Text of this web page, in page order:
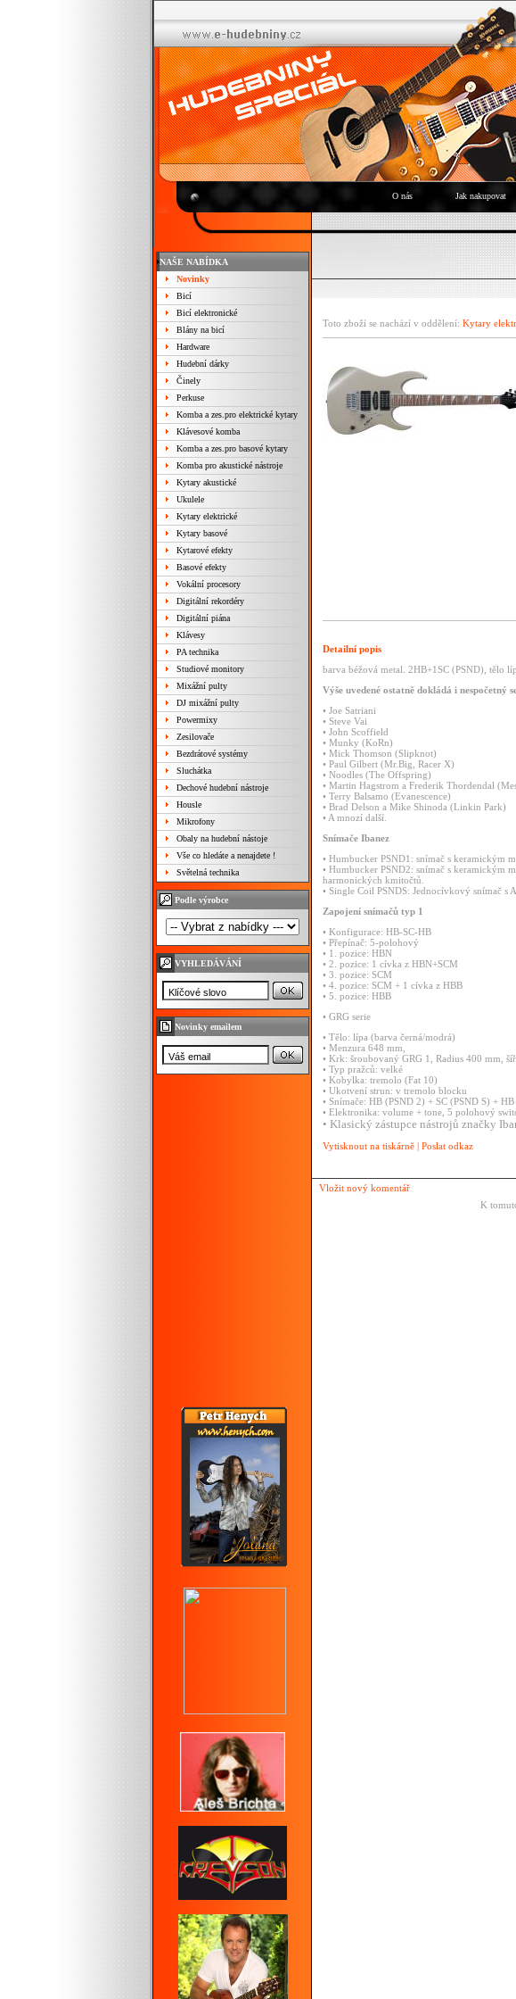
O nás Jak nakupovat
NAŠE NABÍDKA
Novinky
Bicí
Bicí elektronické
Blány na bicí
Hardware
Hudební dárky
Činely
Perkuse
Komba a zes.pro elektrické kytary
Klávesové komba
Komba a zes.pro basové kytary
Komba pro akustické nástroje
Kytary akustické
Ukulele
Kytary elektrické
Kytary basové
Kytarové efekty
Basové efekty
Vokální procesory
Digitální rekordéry
Digitální piána
Klávesy
PA technika
Studiové monitory
Mixážní pulty
DJ mixážní pulty
Powermixy
Zesilovače
Bezdrátové systémy
Sluchátka
Dechové hudební nástroje
Housle
Mikrofony
Obaly na hudební nástoje
Vše co hledáte a nenajdete !
Světelná technika
Podle výrobce
VYHLEDÁVÁNÍ
Novinky emailem
Toto zboží se nachází v oddělení: Kytary
Detailní popis
barva béžová metal. 2HB+1SC (PSND), tělo
Výše uvedené ostatně dokládá i nespočetný
• Joe Satriani
• Steve Vai
• John Scoffield
• Munky (KoRn)
• Mick Thomson (Slipknot)
• Paul Gilbert (Mr.Big, Racer X)
• Noodles (The Offspring)
• Martin Hagstrom a Frederik Thordendal
• Terry Balsamo (Evanescence)
• Brad Delson a Mike Shinoda (Linkin Park)
• A mnozí další.
Snímače Ibanez
• Humbucker PSND1: snímač s keramickým
• Humbucker PSND2: snímač s keramickým
harmonických kmitočtů.
• Single Coil PSNDS: Jednocívkový snímač s
Zapojení snímačů typ 1
• Konfigurace: HB-SC-HB
• Přepínač: 5-polohový
• 1. pozice: HBN
• 2. pozice: 1 cívka z HBN+SCM
• 3. pozice: SCM
• 4. pozice: SCM + 1 cívka z HBB
• 5. pozice: HBB
• GRG serie
• Tělo: lípa (barva černá/modrá)
• Menzura 648 mm,
• Krk: šroubovaný GRG 1, Radius 400 mm,
• Typ pražců: velké
• Kobylka: tremolo (Fat 10)
• Ukotvení strun: v tremolo blocku
• Snímače: HB (PSND 2) + SC (PSND S) + HB
• Elektronika: volume + tone, 5 polohový
• Klasický zástupce nástrojů značky
Vytisknout na tiskárně | Poslat odkaz
Vložit nový komentář
K